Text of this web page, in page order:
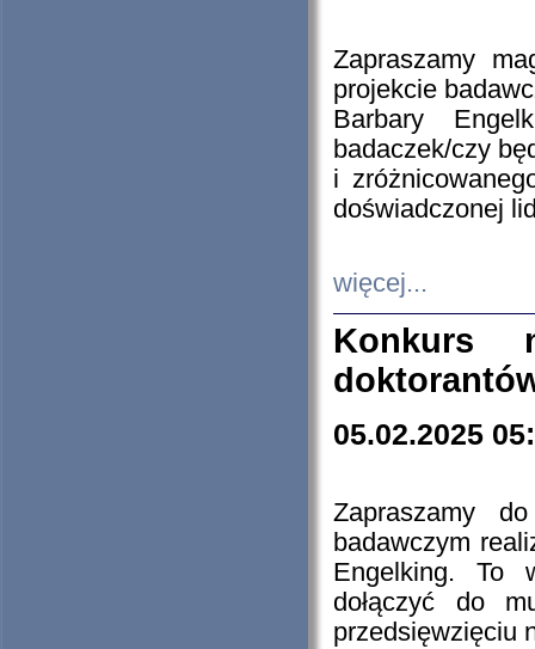
Zapraszamy
projekcie
Barbary
badaczek/czy
i
doświadczonej
więcej...
Konkurs
05.02.2025
Zapraszamy
badawczym
Engelking. To
dołączyć do
przedsięwzięciu